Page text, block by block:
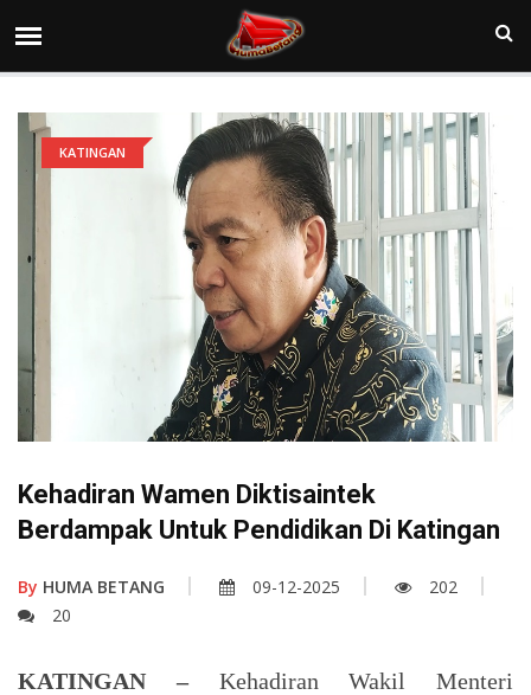
KATINGAN
Kehadiran Wamen Diktisaintek
Berdampak Untuk Pendidikan Di Katingan
By HUMA BETANG 09-12-2025
202
20
KATINGAN –Kehadiran Wakil Menteri